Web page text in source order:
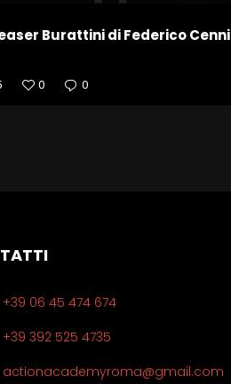
Burattini di Federico Cenni
0 0
+39 06 45 474 674
+39 392 525 4735
actionacademyroma@gmail.com